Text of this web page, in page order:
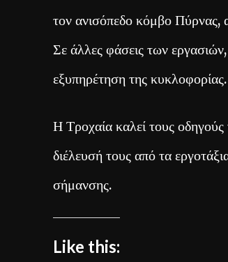
τον ανισόπεδο κόμβο
Σε άλλες φάσεις των
εξυπηρέτηση της κυκλοφορίας.
Η Τροχαία καλεί τους οδηγούς
διέλευσή τους από τα
σήμανσης.
Like this: